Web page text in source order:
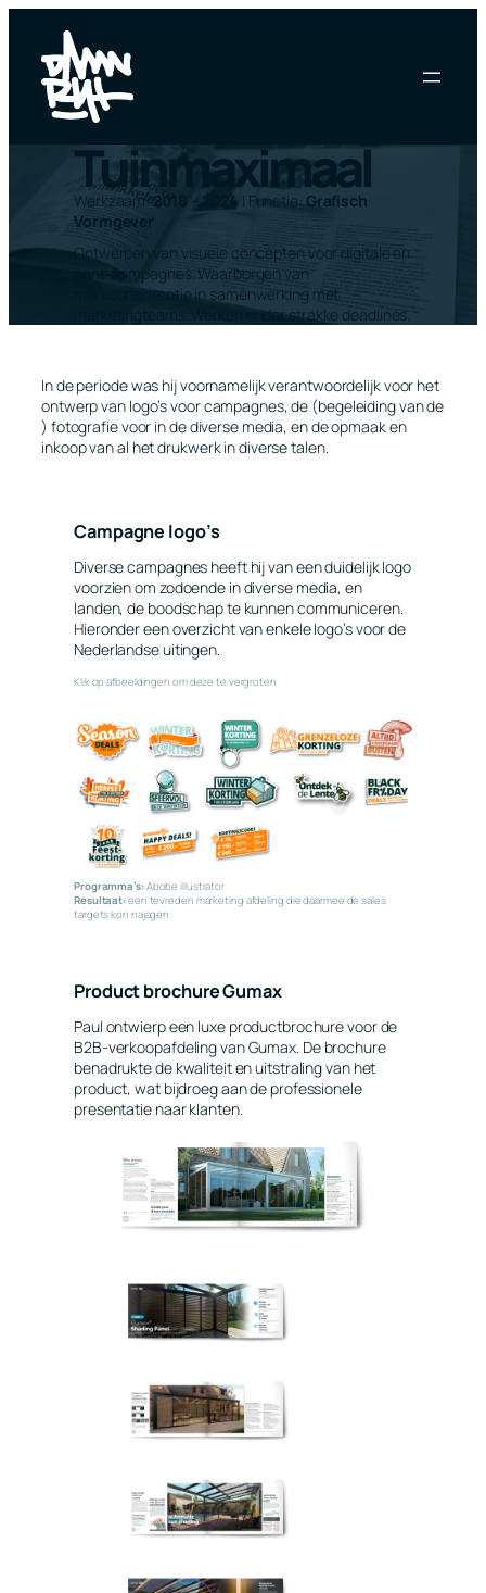
naar
inhoud
Tuinmaximaal
Werkzaam:2018 – 2024 | Functie: Grafisch
Vormgever
Ontwerpen van visuele concepten voor digitale en
print-campagnes. Waarborgen van
merkconsistentie in samenwerking met
marketingteams. Werken onder strakke deadlines.
In de periode was hij voornamelijk verantwoordelijk voor het
ontwerp van logo’s voor campagnes, de (begeleiding van de
) fotografie voor in de diverse media, en de opmaak en
inkoop van al het drukwerk in diverse talen.
Campagne logo’s
Diverse campagnes heeft hij van een duidelijk logo
voorzien om zodoende in diverse media, en
landen, de boodschap te kunnen communiceren.
Hieronder een overzicht van enkele logo’s voor de
Nederlandse uitingen.
Klik op afbeeldingen om deze te vergroten
Programma’s:Abobe illustrator
Resultaat:een tevreden marketing afdeling die daarmee de sales
targets kon najagen
Product brochure Gumax
Paul ontwierp een luxe productbrochure voor de
B2B-verkoopafdeling van Gumax. De brochure
benadrukte de kwaliteit en uitstraling van het
product, wat bijdroeg aan de professionele
presentatie naar klanten.